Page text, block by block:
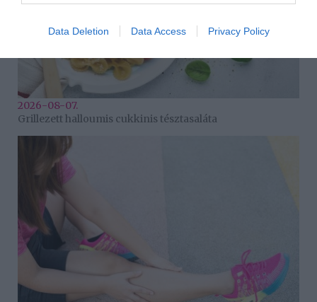
Data Deletion Data Access Privacy Policy
2026-08-07.
Grillezett halloumis cukkinis tésztasaláta